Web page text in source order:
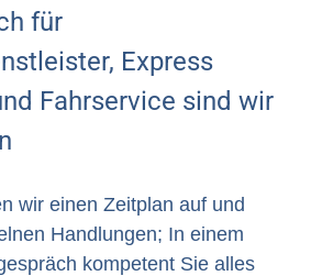
für
Express
Fahrservice sind wir
wir einen Zeitplan auf und
Handlungen; In einem
kompetent Sie alles